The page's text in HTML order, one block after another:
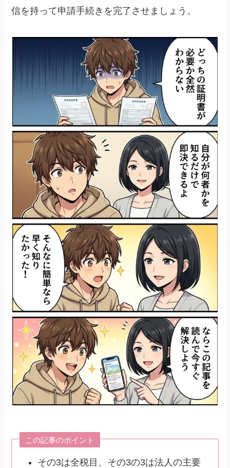
信を持って申請手続きを完了させましょう。
この記事のポイント
その3は全税目、その3の3は法人の主要